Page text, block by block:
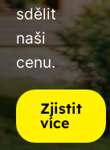
sdělit
naši
cenu.
Zjistit
více